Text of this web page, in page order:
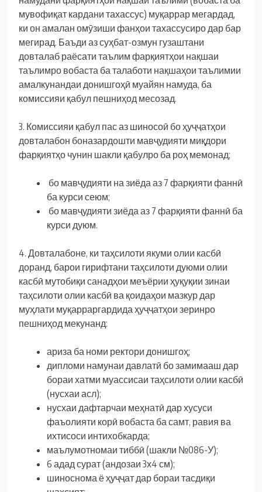
мувофиқат кардани тахассус) муқаррар мегардад,
ки он амалан омӯзиши фанҳои тахассусиро дар бар
мегирад. Баъди аз суҳбат-озмун гузаштани
довталаб раёсати таълим фарқиятҳои нақшаи
таълимро вобаста ба талаботи нақшаҳои таълимии
амалкунандаи донишгоҳӣ муайян намуда, ба
комиссияи қабул пешниҳод месозад.
3. Комиссияи қабул пас аз шиносоӣ бо ҳуҷҷатҳои
довталабон боназардошти мавҷудияти миқдори
фарқиятҳо чунин шакли қабулро ба роҳ мемонад;
бо мавҷудияти на зиёда аз 7 фарқияти фаннӣ
ба курси сеюм;
бо мавҷудияти зиёда аз 7 фарқияти фаннӣ ба
курси дуюм.
4. Довталабоне, ки таҳсилоти якуми олии касбӣ
доранд, барои гирифтани таҳсилоти дуюми олии
касбӣ мутобиқи санадҳои меъёрии ҳуқуқии зинаи
таҳсилоти олии касбӣ ва қоидаҳои мазкур дар
муҳлати муқарраргардида ҳуҷҷатҳои зеринро
пешниҳод мекунанд:
ариза ба номи ректори донишгоҳ;
дипломи намунаи давлатӣ бо замимааш дар
бораи хатми муассисаи таҳсилоти олии касбӣ
(нусхаи асл);
нусхаи дафтарчаи меҳнатӣ дар хусуси
фаъолияти корӣ вобаста ба самт, равия ва
ихтисоси интихобкарда;
маълумотномаи тиббӣ (шакли №086-У);
6 адад сурат (андозаи 3х4 см);
шиноснома ё ҳуҷҷат дар бораи тасдиқи